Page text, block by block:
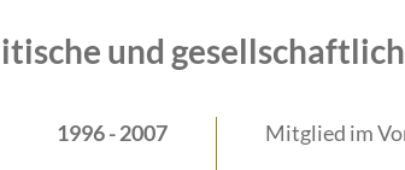
und
1996 - 2007 Mitglied im